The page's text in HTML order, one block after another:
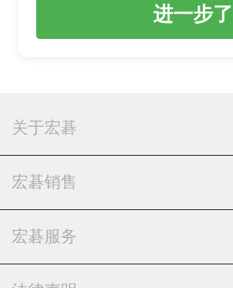
进一步
关于宏碁
宏碁销售
宏碁服务